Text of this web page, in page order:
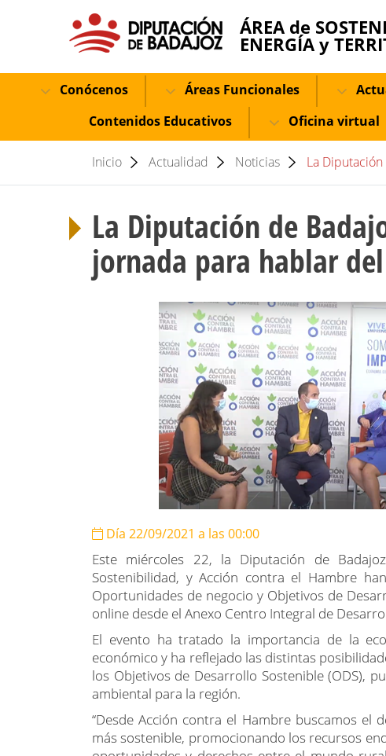
ÁREA de
ENERGÍA y
Conócenos Áreas Funcionales
Contenidos Educativos
Oficina virtual
Inicio Actualidad Noticias La
La Diputación de
jornada para hablar
Día 22/09/2021 a las 00:00
Este miércoles 22, la Diputación de
Sostenibilidad, y Acción contra el Hambre
Oportunidades de negocio y Objetivos de
online desde el Anexo Centro Integral de
El evento ha tratado la importancia de la
económico y ha reflejado las distintas
los Objetivos de Desarrollo Sostenible (ODS),
ambiental para la región.